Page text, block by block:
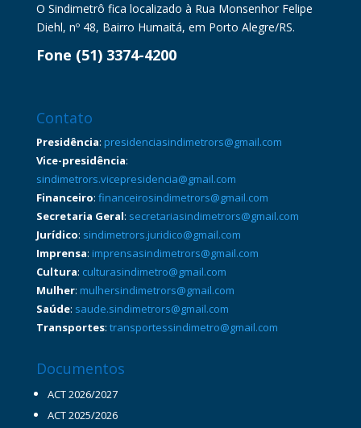
O Sindimetrô fica localizado à Rua Monsenhor Felipe
Diehl, nº 48, Bairro Humaitá, em Porto Alegre/RS.
Fone (51) 3374-4200
Contato
Presidência: presidenciasindimetrors@gmail.com
Vice-presidência:
sindimetrors.vicepresidencia@gmail.com
Financeiro: financeirosindimetrors@gmail.com
Secretaria Geral: secretariasindimetrors@gmail.com
Jurídico: sindimetrors.juridico@gmail.com
Imprensa: imprensasindimetrors@gmail.com
Cultura: culturasindimetro@gmail.com
Mulher: mulhersindimetrors@gmail.com
Saúde: saude.sindimetrors@gmail.com
Transportes: transportessindimetro@gmail.com
Documentos
ACT 2026/2027
ACT 2025/2026